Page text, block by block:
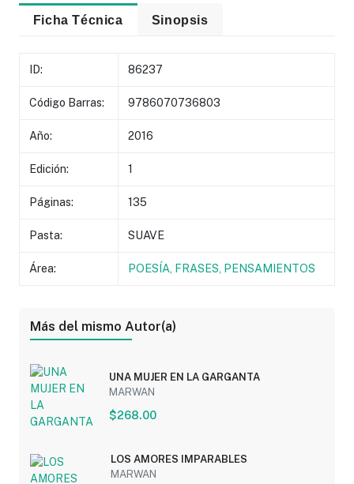
Ficha Técnica Sinopsis
ID: 86237
Código Barras: 9786070736803
Año: 2016
Edición: 1
Páginas: 135
Pasta: SUAVE
Área: POESÍA, FRASES, PENSAMIENTOS
Más del mismo Autor(a)
UNA MUJER EN LA GARGANTA
MARWAN
$268.00
LOS AMORES IMPARABLES
MARWAN